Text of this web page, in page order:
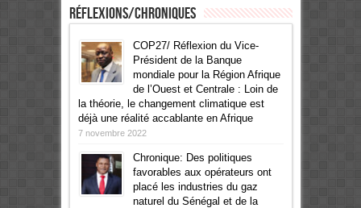
Réflexions/Chroniques
COP27/ Réflexion du Vice-
Président de la Banque
mondiale pour la Région Afrique
de l’Ouest et Centrale : Loin de
la théorie, le changement climatique est
déjà une réalité accablante en Afrique
7 novembre 2022
Chronique: Des politiques
favorables aux opérateurs ont
placé les industries du gaz
naturel du Sénégal et de la